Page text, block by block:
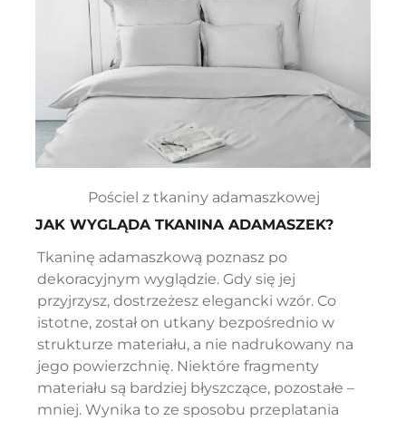
Pościel z tkaniny adamaszkowej
JAK WYGLĄDA TKANINA ADAMASZEK?
Tkaninę adamaszkową poznasz po
dekoracyjnym wyglądzie. Gdy się jej
przyjrzysz, dostrzeżesz elegancki wzór. Co
istotne, został on utkany bezpośrednio w
strukturze materiału, a nie nadrukowany na
jego powierzchnię. Niektóre fragmenty
materiału są bardziej błyszczące, pozostałe –
mniej. Wynika to ze sposobu przeplatania